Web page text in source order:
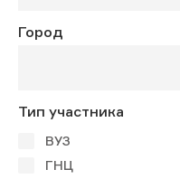
Город
Тип участника
ВУЗ
ГНЦ